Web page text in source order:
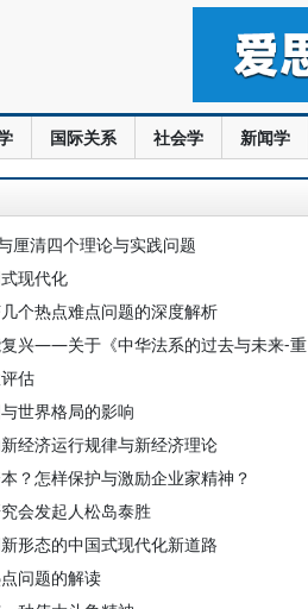
国际关系 社会学 新闻学
厘清四个理论与实践问题
现代化
个热点难点问题的深度解析
兴——关于《中华法系的过去与未来-重
估
世界格局的影响
经济运行规律与新经济理论
？怎样保护与激励企业家精神？
会发起人松岛泰胜
形态的中国式现代化新道路
问题的解读